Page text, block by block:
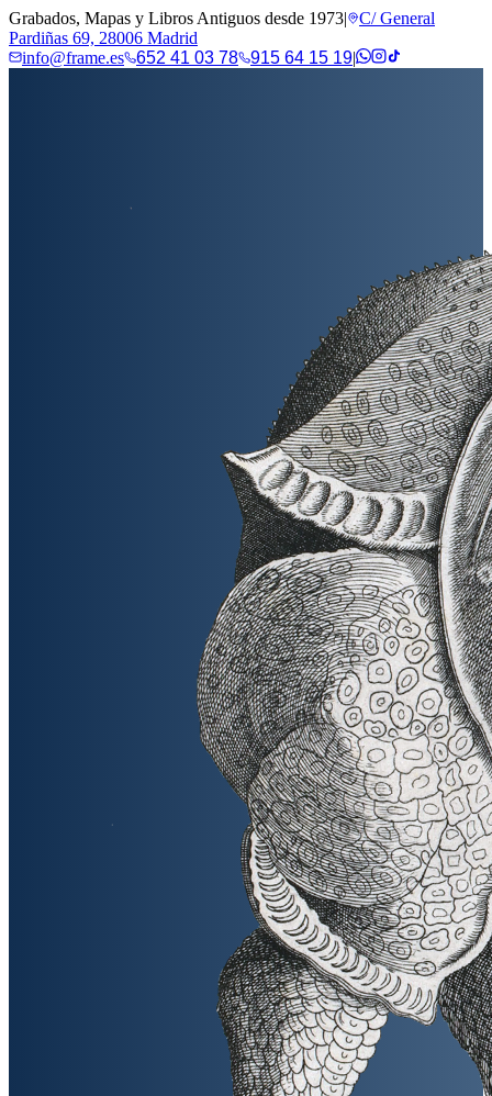
Grabados, Mapas y Libros Antiguos desde 1973|
C/ General
Pardiñas 69, 28006 Madrid
info@frame.es
652 41 03 78 915 64 15 19|